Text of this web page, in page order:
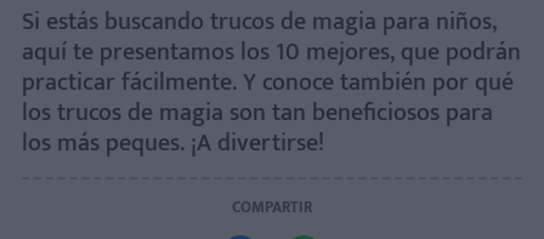
Si estás buscando trucos de magia para niños,
aquí te presentamos los 10 mejores, que podrán
practicar fácilmente. Y conoce también por qué
los trucos de magia son tan beneficiosos para
los más peques. ¡A divertirse!
COMPARTIR